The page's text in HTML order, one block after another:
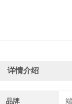
详情介绍
品牌